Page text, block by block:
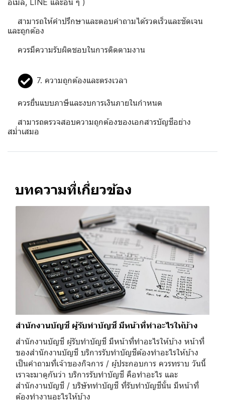
สามารถให้คำปรึกษาและตอบคำถามได้รวดเร็วและชัดเจน
และถูกต้อง
ควรมีความรับผิดชอบในการติดตามงาน
7. ความถูกต้องและตรงเวลา
ควรยื่นแบบภาษีและงบการเงินภายในกำหนด
สามารถตรวจสอบความถูกต้องของเอกสารบัญชีอย่าง
สม่ำเสมอ
บทความที่เกี่ยวข้อง
สำนักงานบัญชี ผู้รับทำบัญชี มีหน้าที่ทำอะไรให้บ้าง
สำนักงานบัญชี ผู้รับทำบัญชี มีหน้าที่ทำอะไรให้บ้าง หน้าที่
ของสำนักงานบัญชี บริการรับทำบัญชีต้องทำอะไรให้บ้าง
เป็นคำถามที่เจ้าของกิจการ / ผู้ประกอบการ ควรทราบ วันนี้
เราจะมาดูกันว่า บริการรับทำบัญชี คือทำอะไร และ
สำนักงานบัญชี / บริษัททำบัญชี ที่รับทำบัญชีนั้น มีหน้าที่
ต้องทำงานอะไรให้บ้าง